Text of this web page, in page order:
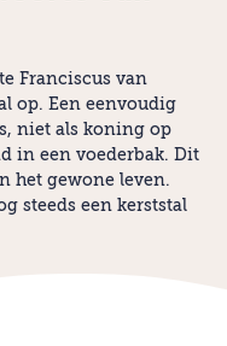
Franciscus van
op. Een eenvoudig
niet als koning op
in een voederbak. Dit
het gewone leven.
steeds een kerststal